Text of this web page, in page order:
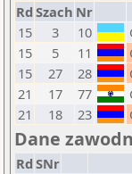
Rd Szach Nr
15
3 10
15
5 11
15
27 28
21
17 77
21
18 23
Dane
Rd SNr